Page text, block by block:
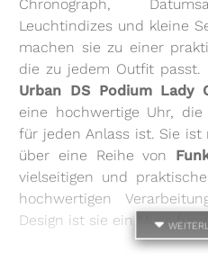
Chronograph,
Leuchtindizes und kleine
machen sie zu einer
die zu jedem Outfit passt.
Urban DS Podium Lady
eine hochwertige Uhr,
für jeden Anlass ist. Sie
über eine Reihe von
vielseitigen und
hochwertigen
Design ist sie ein Muss für